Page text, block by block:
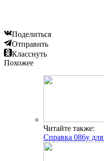
Поделиться
Отправить
Класснуть
Похожее
Читайте также:
Справка 086у